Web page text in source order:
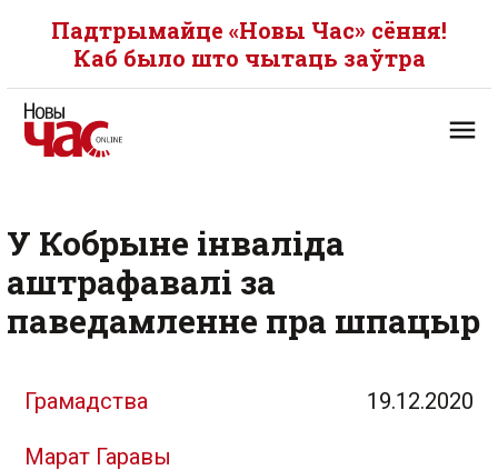
Падтрымайце «Новы Час» сёння!
Каб было што чытаць заўтра
У Кобрыне інваліда
аштрафавалі за
паведамленне пра шпацыр
Грамадства 19.12.2020
Марат Гаравы